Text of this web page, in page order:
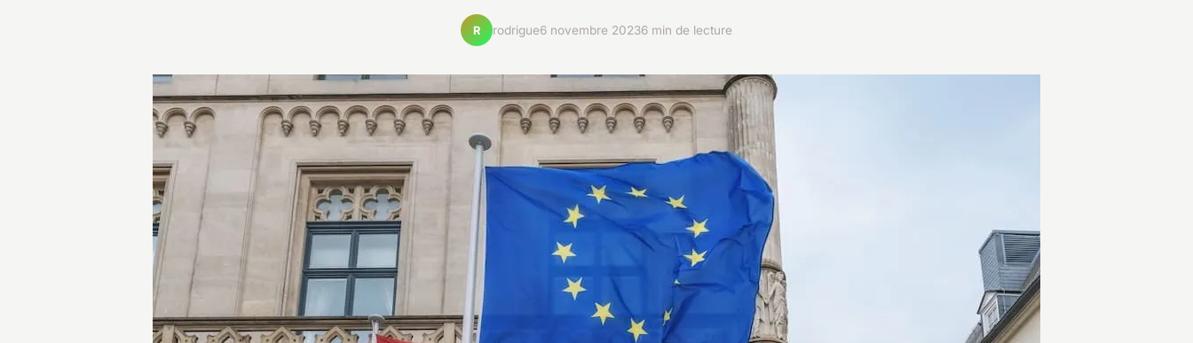
R rodrigue6 novembre 20236 min de lecture